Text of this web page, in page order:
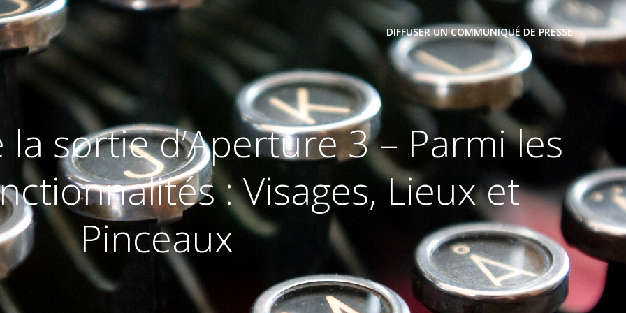
DIFFUSER UN COMMUNIQUÉ DE PRESSE
sortie d’Aperture 3 – Parmi les
: Visages, Lieux et
Pinceaux